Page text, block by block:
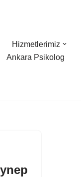
Hizmetlerimiz
Ankara Psikolog